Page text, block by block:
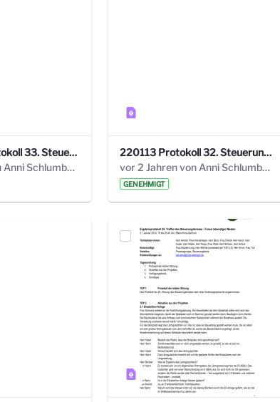
20220706 Protokoll 33. Steuerungskreis.pdf
vor 2 Jahren von Anni Schlumberger
220113 Protokoll 32. Steuerungskreis.pdf
vor 2 Jahren von Anni Schlumberger
GENEHMIGT